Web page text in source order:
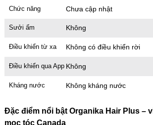
Chức năng Chưa cập nhật
Sưởi ấm Không
Điều khiển từ xa Không có điều khiển rời
Điều khiển qua App Không
Kháng nước Không kháng nước
Đặc điểm nổi bật Organika Hair Plus –
mọc tóc Canada